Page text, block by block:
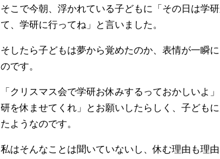
そこで今朝、浮かれている子どもに「その日は学
て、学研に行ってね」と言いました。
そしたら子どもは夢から覚めたのか、表情が一瞬
のです。
「クリスマス会で学研お休みするっておかしいよ
研を休ませてくれ」とお願いしたらしく、子ども
たようなのです。
私はそんなことは聞いていないし、休む理由も理